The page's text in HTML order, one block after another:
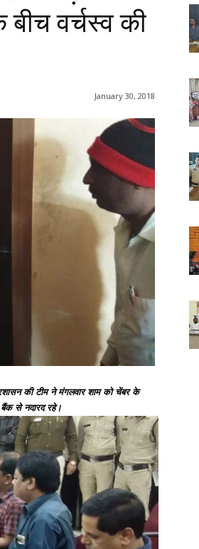
वर्चस्व की
January 30, 2018
की टीम ने मंगलवार शाम को चेंबर के
बैंक से नदारद रहे।